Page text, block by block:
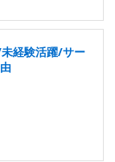
経験活躍/サー